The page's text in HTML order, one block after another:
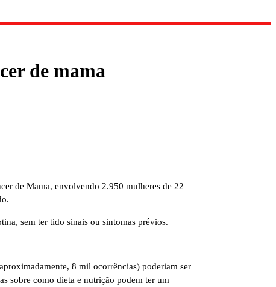
de mama
de Mama, envolvendo 2.950 mulheres de 22
sem ter tido sinais ou sintomas prévios.
8 mil ocorrências) poderiam ser
sobre como dieta e nutrição podem ter um